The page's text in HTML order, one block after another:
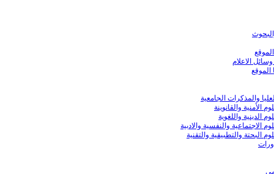
الاعلام
والمذكرات الجامعية
الأمنية والقانوينة
الدينية واللغوية
الاجتماعية والنفسية والادبية
البحتة والتطبيقية والتقنية